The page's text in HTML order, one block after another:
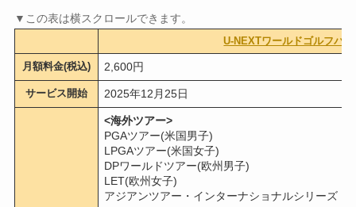
U-NEXTワールドゴルフパ
月額料金(税込) 2,600円
サービス開始 2025年12月25日
<海外ツアー>
PGAツアー(米国男子)
LPGAツアー(米国女子)
DPワールドツアー(欧州男子)
LET(欧州女子)
アジアンツアー・インターナショナルシリーズ